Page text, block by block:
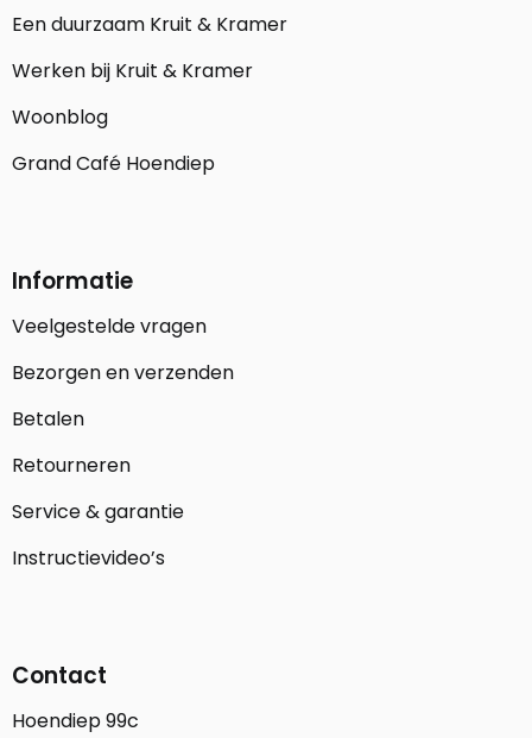
Een duurzaam Kruit & Kramer
Werken bij Kruit & Kramer
Woonblog
Grand Café Hoendiep
Informatie
Veelgestelde vragen
Bezorgen en verzenden
Betalen
Retourneren
Service & garantie
Instructievideo’s
Contact
Hoendiep 99c